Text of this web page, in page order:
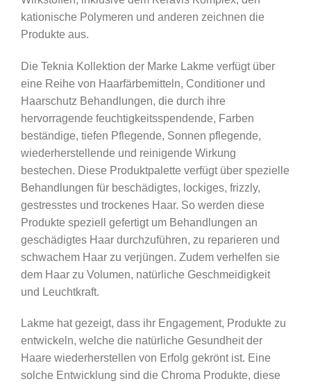
kationische Polymeren und anderen zeichnen die
Produkte aus.
Die Teknia Kollektion der Marke Lakme verfügt über
eine Reihe von Haarfärbemitteln, Conditioner und
Haarschutz Behandlungen, die durch ihre
hervorragende feuchtigkeitsspendende, Farben
beständige, tiefen Pflegende, Sonnen pflegende,
wiederherstellende und reinigende Wirkung
bestechen. Diese Produktpalette verfügt über spezielle
Behandlungen für beschädigtes, lockiges, frizzly,
gestresstes und trockenes Haar. So werden diese
Produkte speziell gefertigt um Behandlungen an
geschädigtes Haar durchzuführen, zu reparieren und
schwachem Haar zu verjüngen. Zudem verhelfen sie
dem Haar zu Volumen, natürliche Geschmeidigkeit
und Leuchtkraft.
Lakme hat gezeigt, dass ihr Engagement, Produkte zu
entwickeln, welche die natürliche Gesundheit der
Haare wiederherstellen von Erfolg gekrönt ist. Eine
solche Entwicklung sind die Chroma Produkte, diese